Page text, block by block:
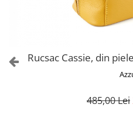
Genți AlbeRucsac Cassie, din
485,00 Lei